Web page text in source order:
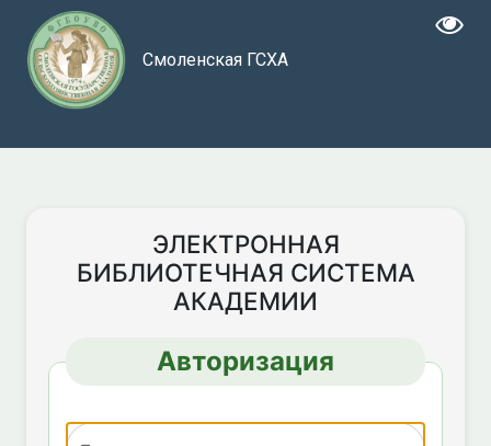
Смоленская ГСХА
ЭЛЕКТРОННАЯ
БИБЛИОТЕЧНАЯ СИСТЕМА
АКАДЕМИИ
Авторизация